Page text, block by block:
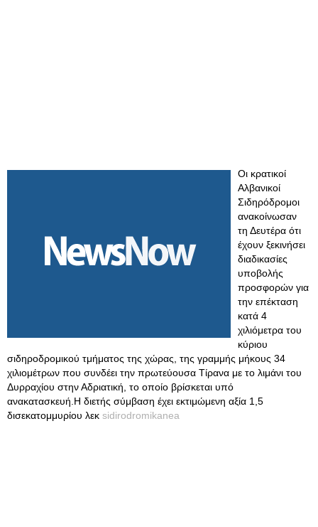
Οι κρατικοί
Αλβανικοί
Σιδηρόδρομοι
ανακοίνωσαν
τη Δευτέρα ότι
έχουν ξεκινήσει
διαδικασίες
υποβολής
προσφορών για
την επέκταση
κατά 4
χιλιόμετρα του
κύριου
σιδηροδρομικού τμήματος της χώρας, της γραμμής μήκους 34
χιλιομέτρων που συνδέει την πρωτεύουσα Τίρανα με το λιμάνι του
Δυρραχίου στην Αδριατική, το οποίο βρίσκεται υπό
ανακατασκευή.Η διετής σύμβαση έχει εκτιμώμενη αξία 1,5
δισεκατομμυρίου λεκ sidirodromikanea